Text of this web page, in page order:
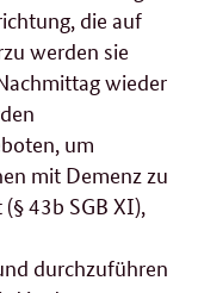
die auf
werden sie
wieder
um
mit Demenz zu
43b SGB XI),
durchzuführen